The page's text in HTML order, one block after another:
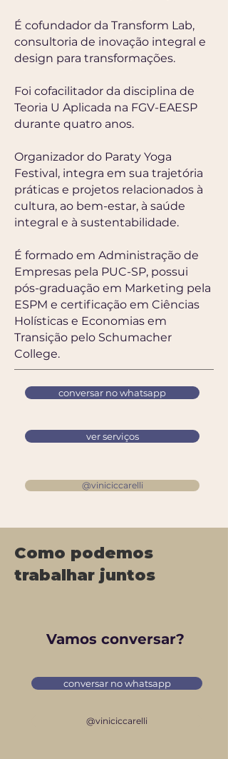
É cofundador da Transform Lab,
consultoria de inovação integral e
design para transformações.
Foi cofacilitador da disciplina de
Teoria U Aplicada na FGV-EAESP
durante quatro anos.
Organizador do Paraty Yoga
Festival, integra em sua trajetória
práticas e projetos relacionados à
cultura, ao bem-estar, à saúde
integral e à sustentabilidade.
É formado em Administração de
Empresas pela PUC-SP, possui
pós-graduação em Marketing pela
ESPM e certificação em Ciências
Holísticas e Economias em
Transição pelo Schumacher
College.
conversar no whatsapp
ver serviços
@viniciccarelli
Como podemos
trabalhar juntos
Vamos conversar?
conversar no whatsapp
@viniciccarelli